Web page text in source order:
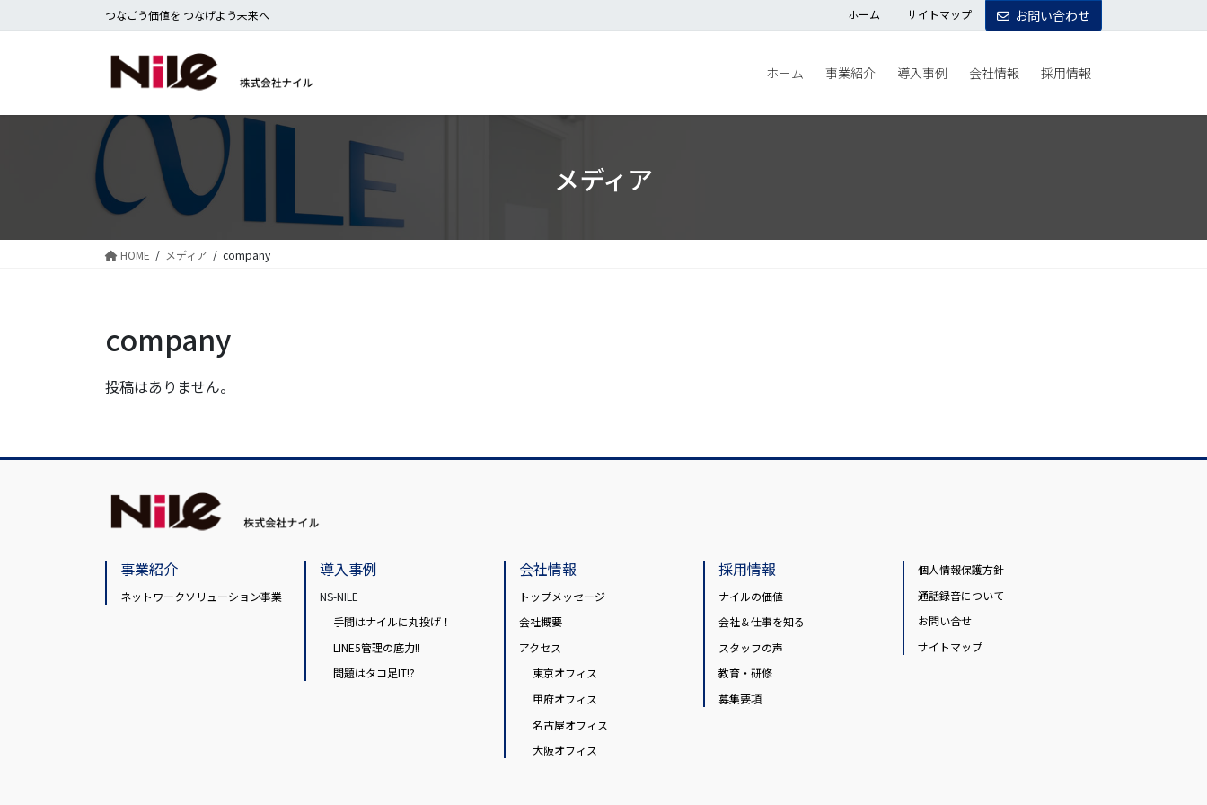
ン
に
ビ
ョ
つなごう価値を つなげよう未来へ ホーム サイトマップ お問い合わせ
ホーム 事業紹介 導入事例 会社情報 採用情報
メディア
HOME メディア company
company
投稿はありません。
事業紹介
ネットワークソリューション事業
導入事例
NS-NILE
手間はナイルに丸投げ！
LINE5管理の底力!!
問題はタコ足IT!?
会社情報
トップメッセージ
会社概要
アクセス
東京オフィス
甲府オフィス
名古屋オフィス
大阪オフィス
採用情報
ナイルの価値
会社＆仕事を知る
スタッフの声
教育・研修
募集要項
個人情報保護方針
通話録音について
お問い合せ
サイトマップ